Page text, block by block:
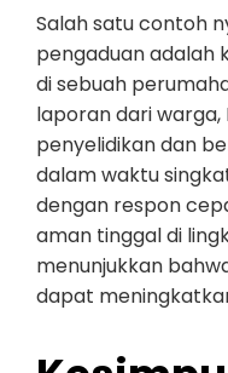
Salah satu contoh
pengaduan adalah
di sebuah
laporan dari
penyelidikan dan
dalam waktu
dengan respon
aman tinggal di
menunjukkan
dapat